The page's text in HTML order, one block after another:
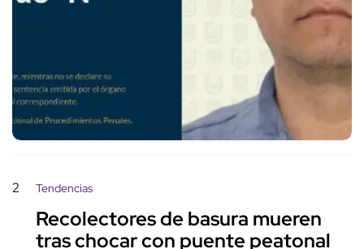
2 Tendencias
Recolectores de basura mueren
tras chocar con puente peatonal